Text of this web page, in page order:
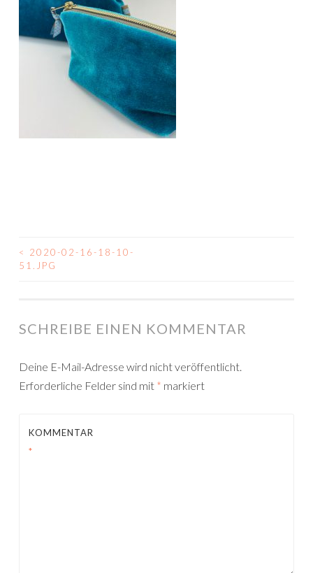
BEITRAGSNAVIGATION
<
2020-02-16-18-10-
51.JPG
SCHREIBE EINEN KOMMENTAR
Deine E-Mail-Adresse wird nicht veröffentlicht.
Erforderliche Felder sind mit * markiert
KOMMENTAR
*